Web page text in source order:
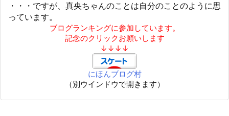
・・・ですが、真央ちゃんのことは自分のことのように思
っています。
ブログランキングに参加しています。
記念のクリックお願いします
↓↓↓↓
にほんブログ村
（別ウインドウで開きます）